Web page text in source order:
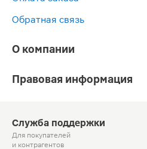
Обратная связь
О компании
Правовая информация
Служба поддержки
Для покупателей
и контрагентов